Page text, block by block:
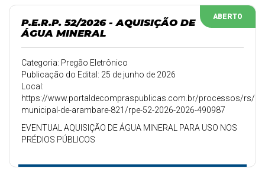
ABERTO
P.E.R.P. 52/2026 - AQUISIÇÃO DE
ÁGUA MINERAL
Categoria: Pregão Eletrônico
Publicação do Edital: 25 de junho de 2026
Local:
https://www.portaldecompraspublicas.com.br/processos/rs/
municipal-de-arambare-821/rpe-52-2026-2026-490987
EVENTUAL AQUISIÇÃO DE ÁGUA MINERAL PARA USO NOS
PRÉDIOS PÚBLICOS